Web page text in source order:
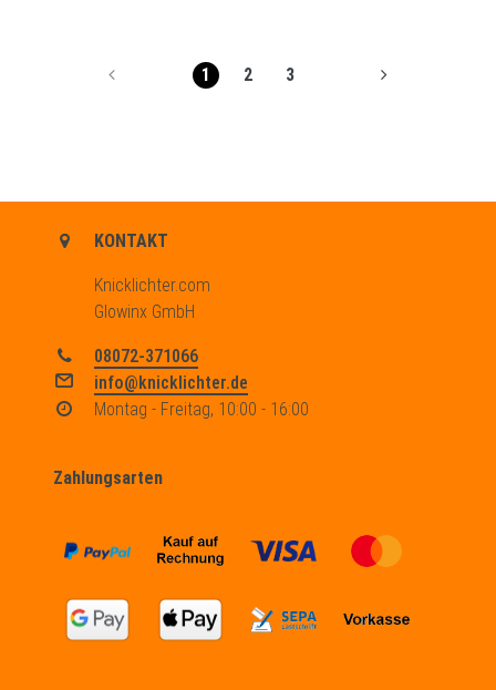
1 2 3
KONTAKT
Knicklichter.com
Glowinx GmbH
08072-371066
info@knicklichter.de
Montag - Freitag, 10:00 - 16:00
Zahlungsarten